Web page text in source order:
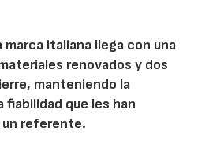
marca italiana llega con una
renovados y dos
manteniendo la
fiabilidad que les han
referente.